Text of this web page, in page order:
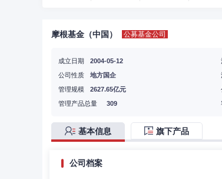
摩根基金（中国） 公募基金公司
成立日期
2004-05-12
公司性质
地方国企
管理规模
2627.65亿元
管理产品总量
309
基本信息 旗下产品
公司档案